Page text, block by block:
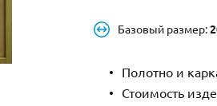
Базовый размер:
Полотно и
Стоимость